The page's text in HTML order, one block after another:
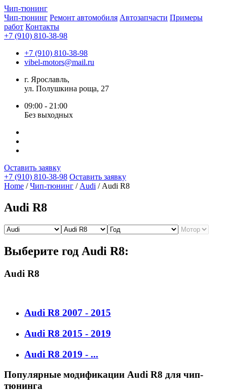
Чип-тюнинг
Чип-тюнинг Ремонт автомобиля Автозапчасти Примеры
работ Контакты
+7 (910) 810-38-98
+7 (910) 810-38-98
vibel-motors@mail.ru
г. Ярославль,
ул. Полушкина роща, 27
09:00 - 21:00
Без выходных
Оставить заявку
+7 (910) 810-38-98 Оставить заявку
Home /Чип-тюнинг / Audi / Audi R8
Audi R8
Выберите год Audi R8:
Audi R8
Audi R8 2007 - 2015
Audi R8 2015 - 2019
Audi R8 2019 - ...
Популярные модификации Audi R8 для чип-
тюнинга